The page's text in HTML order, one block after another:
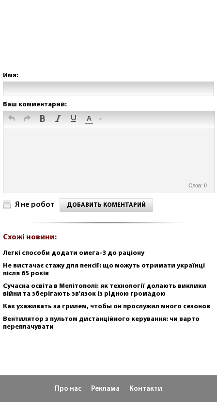
Имя:
Ваш комментарий:
Слов: 0
Я не робот ДОБАВИТЬ КОМЕНТАРИЙ
Схожі новини:
Легкі способи додати омега-3 до раціону
Не вистачає стажу для пенсії: що можуть отримати українці
після 65 років
Сучасна освіта в Мелітополі: як технології долають виклики
війни та зберігають зв'язок із рідною громадою
Как ухаживать за грилем, чтобы он прослужил много сезонов
Вентилятор з пультом дистанційного керування: чи варто
переплачувати
Про нас Реклама Контакти